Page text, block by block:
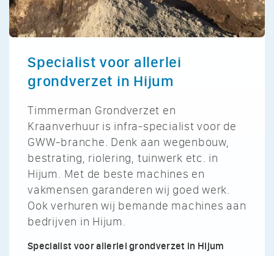
Specialist voor allerlei
grondverzet in Hijum
Timmerman Grondverzet en
Kraanverhuur is infra-specialist voor de
GWW-branche. Denk aan wegenbouw,
bestrating, riolering, tuinwerk etc. in
Hijum. Met de beste machines en
vakmensen garanderen wij goed werk.
Ook verhuren wij bemande machines aan
bedrijven in Hijum.
Specialist voor allerlei grondverzet in Hijum